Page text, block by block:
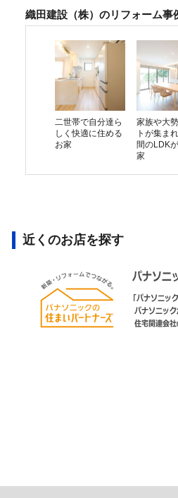
織田建設（株）のリフォーム事
二世帯で自分達ら
しく快適に住める
お家
家族や大
トが集ま
間のLDK
家
近くのお店を探す